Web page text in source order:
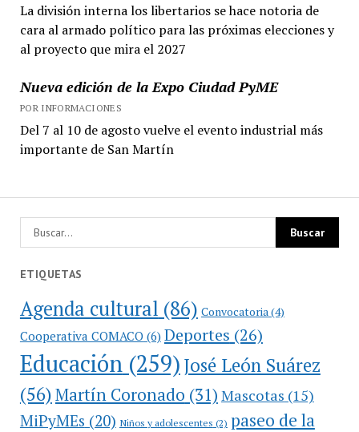
La división interna los libertarios se hace notoria de
cara al armado político para las próximas elecciones y
al proyecto que mira el 2027
Nueva edición de la Expo Ciudad PyME
POR INFORMACIONES
Del 7 al 10 de agosto vuelve el evento industrial más
importante de San Martín
ETIQUETAS
Agenda cultural (86) Convocatoria (4)
Cooperativa COMACO(6) Deportes (26)
Educación(259)José León Suárez
(56)Martín Coronado (31) Mascotas (15)
MiPyMEs (20) Niños y adolescentes (2) paseo de la